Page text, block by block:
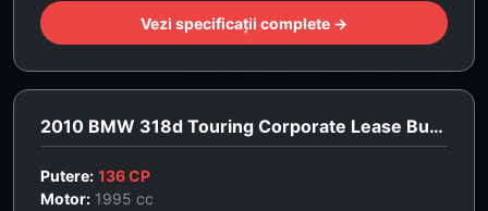
Vezi specificații complete →
2010 BMW 318d Touring Corporate Lease Business Line
Putere: 136 CP
Motor: 1995 cc